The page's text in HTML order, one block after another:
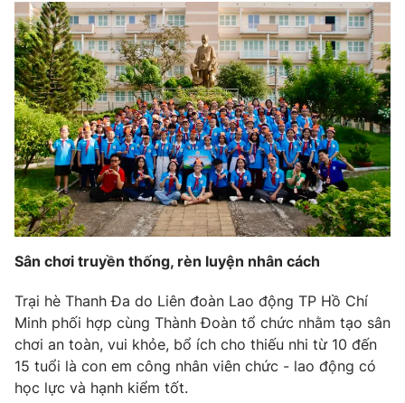
Thế giới đó đây
Câu chuyện quốc tế
Tài chính
Thị trường
Góc doanh nghiệp
Dữ liệu và đời sống
Truyền hình
Phim VTV
Hậu trường
Nhân vật
Khán giả
Giải trí
Điện ảnh
Âm nhạc
Sao
Đời sống
Du lịch
Làm đẹp
Chất lượng cuộc sống
Giáo dục
Học trực tuyến
Công nghệ
Hitech Công nghệ tương lai
Sản phẩm
Giao lưu trực tuyến
Sân chơi truyền thống, rèn luyện nhân cách
Trại hè Thanh Đa do Liên đoàn Lao động TP Hồ Chí
Minh phối hợp cùng Thành Đoàn tổ chức nhằm tạo sân
chơi an toàn, vui khỏe, bổ ích cho thiếu nhi từ 10 đến
15 tuổi là con em công nhân viên chức - lao động có
học lực và hạnh kiểm tốt.